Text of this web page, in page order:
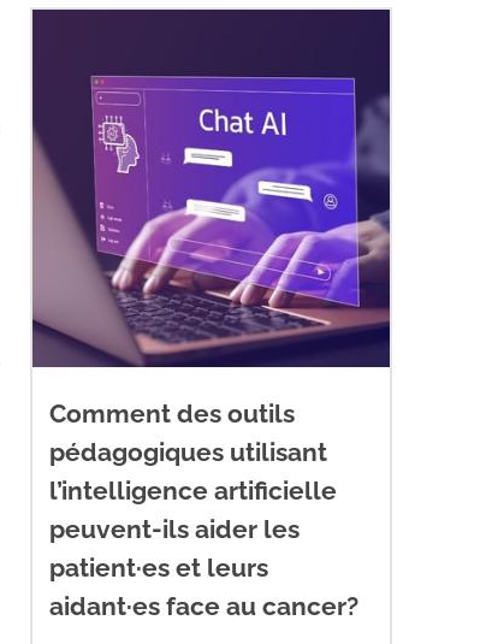
Comment des outils
pédagogiques utilisant
l’intelligence artificielle
peuvent-ils aider les
patient·es et leurs
aidant·es face au cancer?